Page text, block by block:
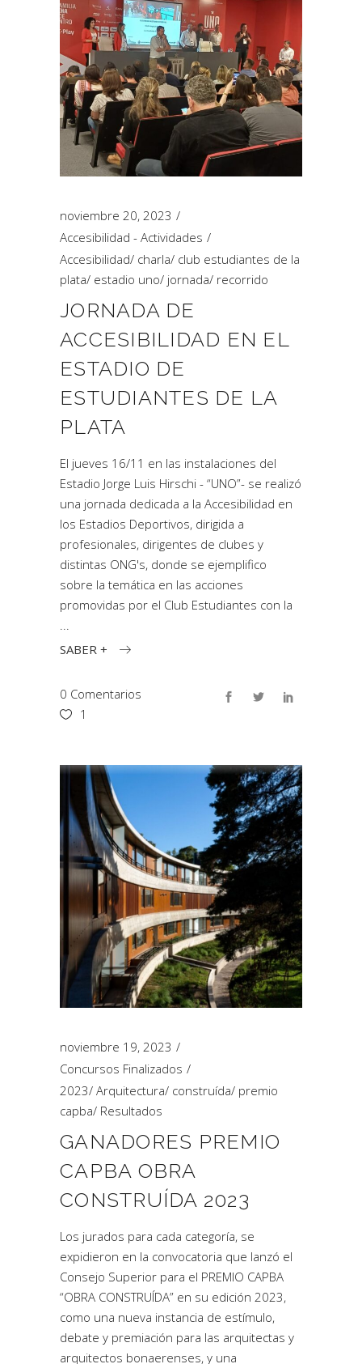
noviembre 20, 2023
Accesibilidad - Actividades
Accesibilidad/ charla/ club estudiantes de la
plata/ estadio uno/ jornada/ recorrido
JORNADA DE
ACCESIBILIDAD EN EL
ESTADIO DE
ESTUDIANTES DE LA
PLATA
El jueves 16/11 en las instalaciones del
Estadio Jorge Luis Hirschi - “UNO”- se realizó
una jornada dedicada a la Accesibilidad en
los Estadios Deportivos, dirigida a
profesionales, dirigentes de clubes y
distintas ONG's, donde se ejemplifico
sobre la temática en las acciones
promovidas por el Club Estudiantes con la
SABER +
0 Comentarios
1
noviembre 19, 2023
Concursos Finalizados
2023/ Arquitectura/ construída/ premio
capba/ Resultados
GANADORES PREMIO
CAPBA OBRA
CONSTRUÍDA 2023
Los jurados para cada categoría, se
expidieron en la convocatoria que lanzó el
Consejo Superior para el PREMIO CAPBA
“OBRA CONSTRUÍDA” en su edición 2023,
como una nueva instancia de estímulo,
debate y premiación para las arquitectas y
arquitectos bonaerenses, y una